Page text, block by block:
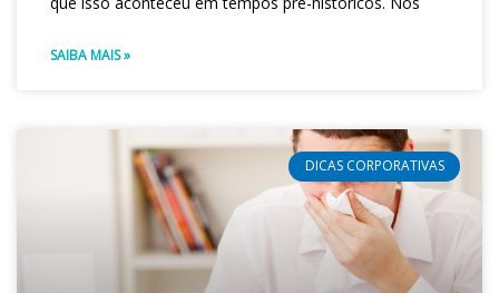
SAIBA MAIS »
DICAS CORPORATIVAS